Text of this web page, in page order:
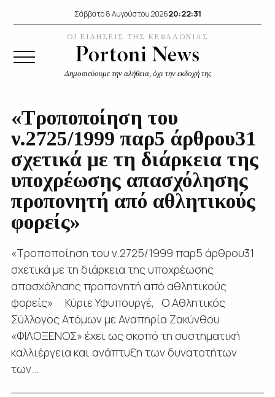
Σάββατο 8 Αυγούστου 202620:22:32
ΟΙ ΕΙΔΗΣΕΙΣ ΤΗΣ ΚΕΦΑΛΟΝΙΑΣ
Δημοσιεύουμε την αλήθεια, όχι την εκδοχή της
«Τροποποίηση του
ν.2725/1999 παρ5 άρθρου31
σχετικά με τη διάρκεια της
υποχρέωσης απασχόλησης
προπονητή από αθλητικούς
φορείς»
«Τροποποίηση του ν.2725/1999 παρ5 άρθρου31
σχετικά με τη διάρκεια της υποχρέωσης
απασχόλησης προπονητή από αθλητικούς
φορείς» Κύριε Υφυπουργέ, Ο Αθλητικός
Σύλλογος Ατόμων με Αναπηρία Ζακύνθου
«ΦΙΛΟΞΕΝΟΣ» έχει ως σκοπό τη συστηματική
καλλιέργεια και ανάπτυξη των δυνατοτήτων
των...